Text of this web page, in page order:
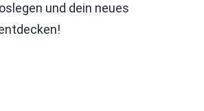
und dein neues